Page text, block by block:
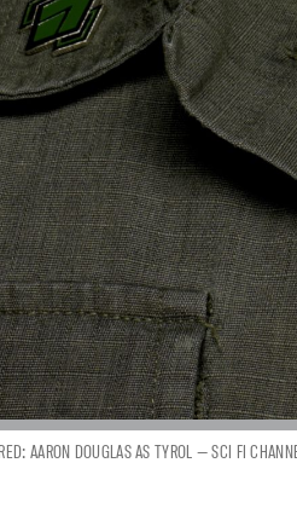
AARON DOUGLAS AS TYROL — SCI FI